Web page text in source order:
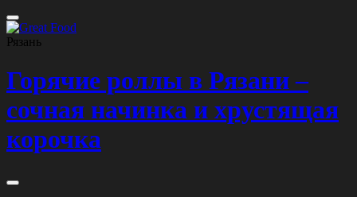
Рязань
Горячие роллы в Рязани –
сочная начинка и хрустящая
корочка